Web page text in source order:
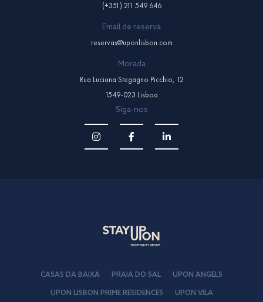
(+351) 211 549 646
Email de reserva
reservas@uponlisbon.com
Morada
Rua Luciana Stegagno Picchio, 12
1549-023 Lisboa
Siga-nos
CASAS DA BAIXA PRAIA DO SAL UPON ANGELS
UPON LISBON PRIME RESIDENCES UPON VILA